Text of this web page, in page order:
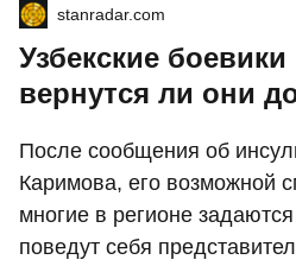
stanradar.com
Узбекские
вернутся ли они
После сообщения об
Каримова, его возможной
многие в регионе
поведут себя